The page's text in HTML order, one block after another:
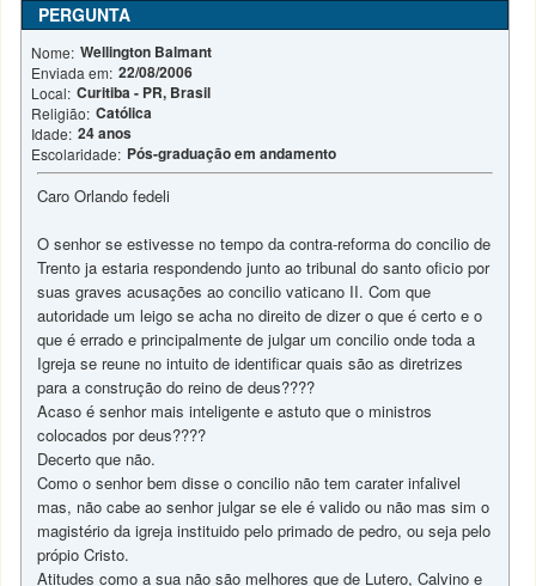
PERGUNTA
Nome: Wellington Balmant
Enviada em: 22/08/2006
Local: Curitiba - PR, Brasil
Religião: Católica
Idade: 24 anos
Escolaridade: Pós-graduação em andamento
Caro Orlando fedeli
O senhor se estivesse no tempo da contra-reforma do concilio de
Trento ja estaria respondendo junto ao tribunal do santo oficio por
suas graves acusações ao concilio vaticano II. Com que
autoridade um leigo se acha no direito de dizer o que é certo e o
que é errado e principalmente de julgar um concilio onde toda a
Igreja se reune no intuito de identificar quais são as diretrizes
para a construção do reino de deus????
Acaso é senhor mais inteligente e astuto que o ministros
colocados por deus????
Decerto que não.
Como o senhor bem disse o concilio não tem carater infalivel
mas, não cabe ao senhor julgar se ele é valido ou não mas sim o
magistério da igreja instituido pelo primado de pedro, ou seja pelo
própio Cristo.
Atitudes como a sua não são melhores que de Lutero, Calvino e